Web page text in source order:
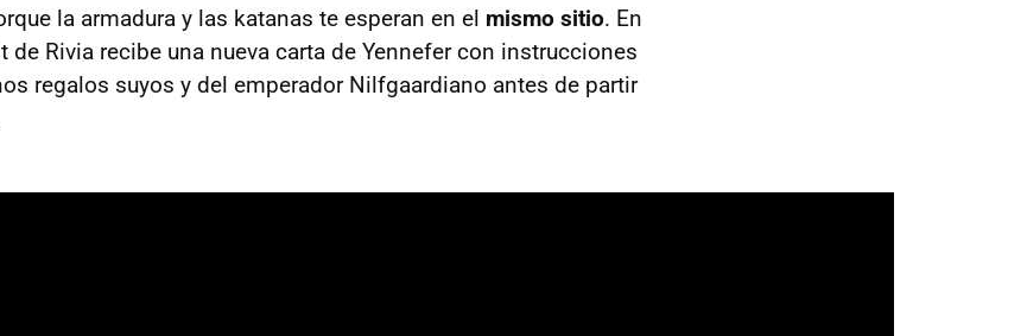
la armadura y las katanas te esperan en el mismo sitio. En
de Rivia recibe una nueva carta de Yennefer con instrucciones
regalos suyos y del emperador Nilfgaardiano antes de partir